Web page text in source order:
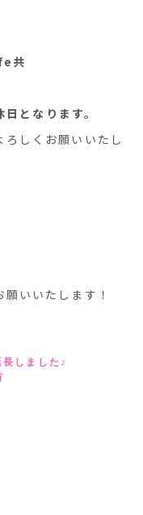
共
となります。
しくお願いいたし
いいたします！
しました♪